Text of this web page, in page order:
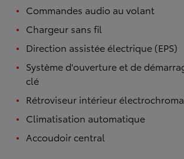
Commandes audio au volant
Chargeur sans fil
Direction assistée électrique (EPS)
Système d'ouverture et de
clé
Rétroviseur intérieur
Climatisation automatique
Accoudoir central